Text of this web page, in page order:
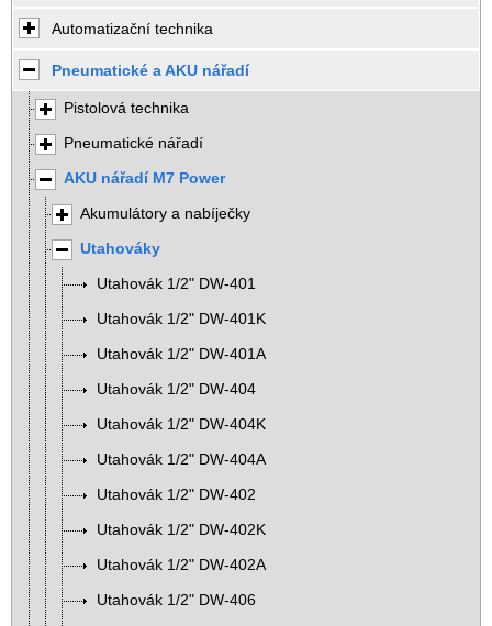
Automatizační technika
Pneumatické a AKU nářadí
Pistolová technika
Pneumatické nářadí
AKU nářadí M7 Power
Akumulátory a nabíječky
Utahováky
Utahovák 1/2" DW-401
Utahovák 1/2" DW-401K
Utahovák 1/2" DW-401A
Utahovák 1/2" DW-404
Utahovák 1/2" DW-404K
Utahovák 1/2" DW-404A
Utahovák 1/2" DW-402
Utahovák 1/2" DW-402K
Utahovák 1/2" DW-402A
Utahovák 1/2" DW-406